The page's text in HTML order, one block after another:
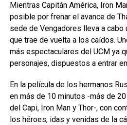
Mientras Capitán América, Iron
posible por frenar el avance de
sede de Vengadores lleva a cabo
que trae de vuelta a los caídos.
más espectaculares del UCM ya
personajes, dispuestos a entrar
En la película de los hermanos
en más de 10 minutos -más de
del Capi, Iron Man y Thor-, con
los héroes, idas y venidas de la